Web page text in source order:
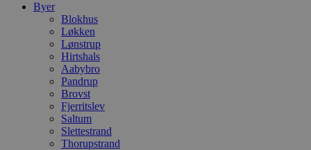
Byer
Blokhus
Løkken
Lønstrup
Hirtshals
Aabybro
Pandrup
Brovst
Fjerritslev
Saltum
Slettestrand
Thorupstrand